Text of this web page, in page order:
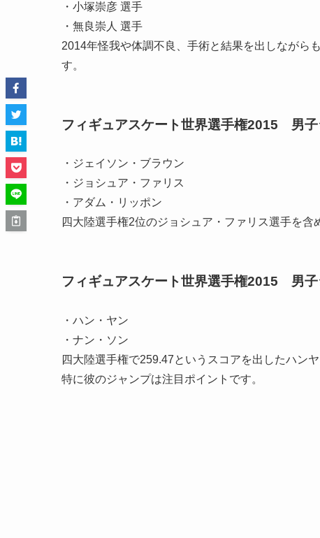
・小塚崇彦 選手
・無良崇人 選手
2014年怪我や体調不良、手術と結果を出しながら
す。
フィギュアスケート世界選手権2015 男
・ジェイソン・ブラウン
・ジョシュア・ファリス
・アダム・リッポン
四大陸選手権2位のジョシュア・ファリス選手を含
フィギュアスケート世界選手権2015 男
・ハン・ヤン
・ナン・ソン
四大陸選手権で259.47というスコアを出したハンヤ
特に彼のジャンプは注目ポイントです。